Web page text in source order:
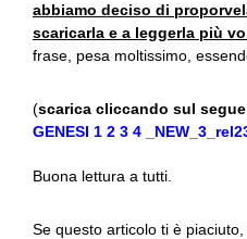
abbiamo deciso di
scaricarla e a leggerla più
frase, pesa moltissimo,
(scarica cliccando sul
GENESI 1 2 3 4
Buona lettura a tutti.
Se questo articolo ti è